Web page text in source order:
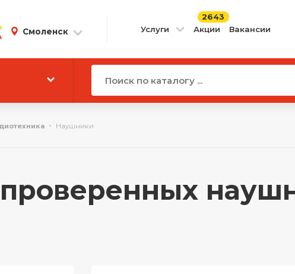
Смоленск Услуги Акции
2643
Вакансии
Наушники
проверенных